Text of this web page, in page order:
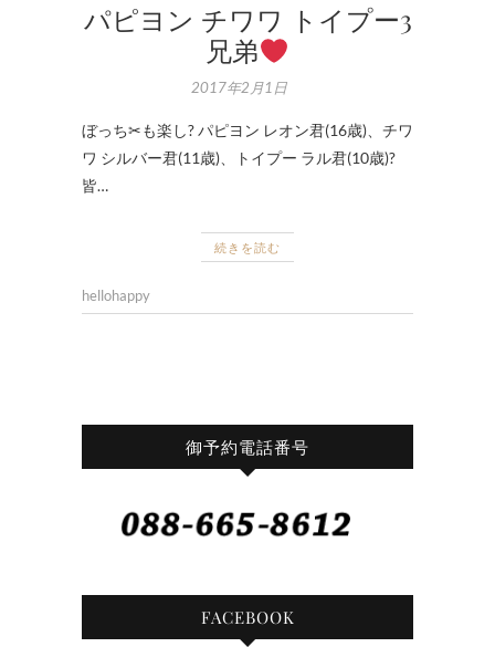
パピヨン チワワ トイプー3
兄弟
2017年2月1日
ぼっち✂も楽し? パピヨン レオン君(16歳)、チワ
ワ シルバー君(11歳)、トイプー ラル君(10歳)?
皆…
続きを読む
hellohappy
御予約電話番号
FACEBOOK